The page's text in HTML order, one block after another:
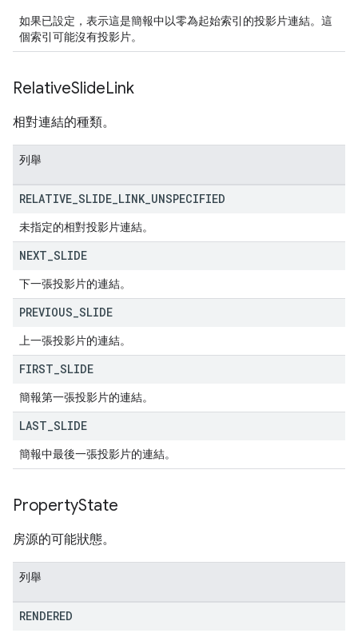
如果已設定，表示這是簡報中以零為起始索引的投影片連結。這
個索引可能沒有投影片。
RelativeSlideLink
相對連結的種類。
列舉
RELATIVE SLIDE LINK UNSPECIFIED
未指定的相對投影片連結。
NEXT SLIDE
下一張投影片的連結。
PREVIOUS SLIDE
上一張投影片的連結。
FIRST SLIDE
簡報第一張投影片的連結。
LAST SLIDE
簡報中最後一張投影片的連結。
PropertyState
房源的可能狀態。
列舉
RENDERED